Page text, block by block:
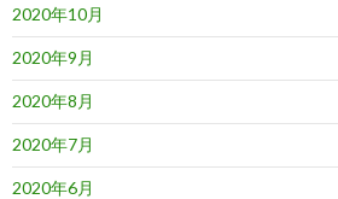
2020年10月
2020年9月
2020年8月
2020年7月
2020年6月